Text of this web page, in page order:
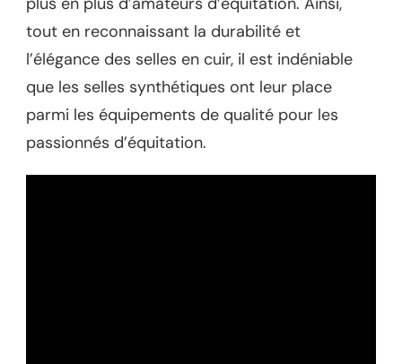
tout en reconnaissant la durabilité et
l’élégance des selles en cuir, il est indéniable
que les selles synthétiques ont leur place
parmi les équipements de qualité pour les
passionnés d’équitation.